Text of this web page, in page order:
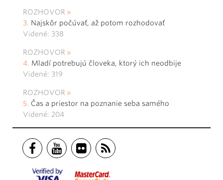
ROZHOVOR
Najskôr počúvať, až potom rozhodovať
Videné: 338
ROZHOVOR
Mladí potrebujú človeka, ktorý ich neodbije
Videné: 319
ROZHOVOR
Čas a priestor na poznanie seba samého
Videné: 204